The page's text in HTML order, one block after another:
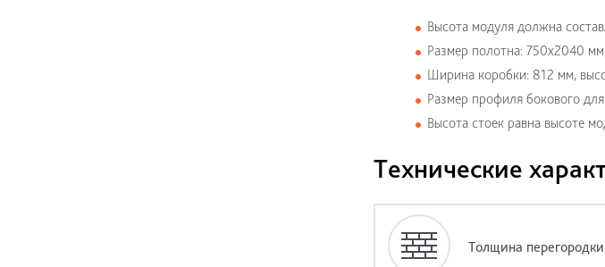
Высота модуля должна
Размер полотна: 750x2040
Ширина коробки: 812 мм,
Размер профиля бокового
Высота стоек равна высоте
Технические
Толщина перегородки